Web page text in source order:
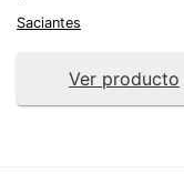
Saciantes
Ver producto